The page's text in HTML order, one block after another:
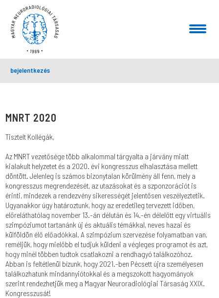
bejelentkezés
MNRT 2020
Tisztelt Kollégák,
Az MNRT vezetősége több alkalommal tárgyalta a járvány miatt
kialakult helyzetet és a 2020. évi kongresszus elhalasztása mellett
döntött. Jelenleg is számos bizonytalan körülmény áll fenn, mely a
kongresszus megrendezését, az utazásokat és a szponzorációt is
érinti, mindezek a rendezvény sikerességét jelentősen veszélyeztetik.
Ugyanakkor úgy határoztunk, hogy az eredetileg tervezett időben,
előreláthatólag november 13.-án délután és 14.-én délelőtt egy virtuális
szimpóziumot tartanánk új és aktuális témákkal, neves hazai és
külföldön élő előadókkal. A szimpózium szervezése folyamatban van,
reméljük, hogy mielőbb el tudjuk küldeni a végleges programot és azt,
hogy minél többen tudtok csatlakozni a rendhagyó találkozóhoz.
Abban is feltétlenül bízunk, hogy 2021.-ben Pécsett újra személyesen
találkozhatunk mindannyiótokkal és a megszokott hagyományok
szerint rendezhetjük meg a Magyar Neuroradiológiai Társaság XXIX.
Kongresszusát!